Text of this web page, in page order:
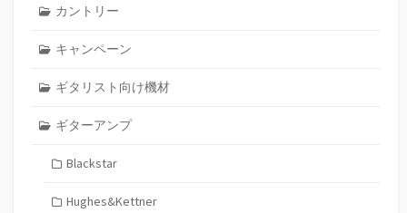
カントリー
キャンペーン
ギタリスト向け機材
ギターアンプ
Blackstar
Hughes&Kettner